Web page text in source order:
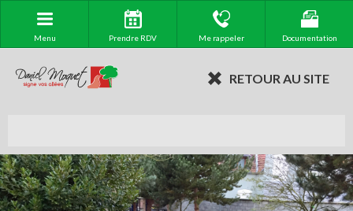
Menu Prendre RDV Me rappeler Documentation
RETOUR AU SITE